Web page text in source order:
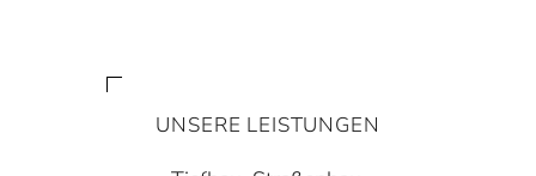
UNSERE LEISTUNGEN